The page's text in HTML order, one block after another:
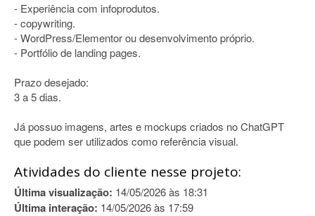
- Experiência com infoprodutos.
- copywriting.
- WordPress/Elementor ou desenvolvimento próprio.
- Portfólio de landing pages.
Prazo desejado:
3 a 5 dias.
Já possuo imagens, artes e mockups criados no ChatGPT
que podem ser utilizados como referência visual.
Atividades do cliente nesse projeto:
Última visualização: 14/05/2026 às 18:31
Última interação: 14/05/2026 às 17:59